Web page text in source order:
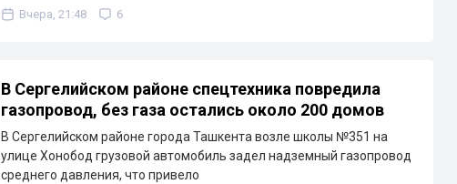
Вчера, 21:48 6
В Сергелийском районе спецтехника повредила
газопровод, без газа остались около 200 домов
В Сергелийском районе города Ташкента возле школы №351 на
улице Хонобод грузовой автомобиль задел надземный газопровод
среднего давления, что привело